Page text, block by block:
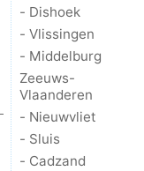
- Dishoek
- Vlissingen
- Middelburg
Zeeuws-
Vlaanderen
- Nieuwvliet
- Sluis
- Cadzand